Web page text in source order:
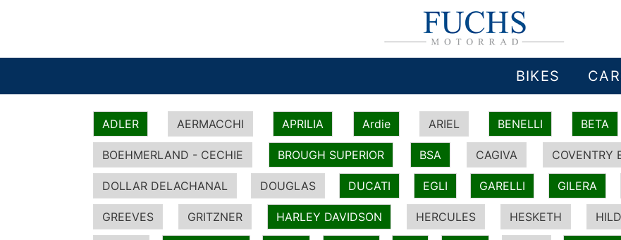
BIKES
ADLER AERMACCHI APRILIA Ardie ARIEL BENELLI BETA
BOEHMERLAND - CECHIE BROUGH SUPERIOR BSA CAGIVA COVENTRY
DOLLAR DELACHANAL DOUGLAS DUCATI EGLI GARELLI GILERA
GREEVES GRITZNER HARLEY DAVIDSON HERCULES HESKETH